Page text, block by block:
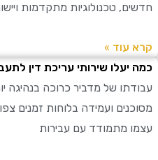
טכנולוגיות מתקדמות ויישומים
»
שירותי עריכת דין לתעבורה
של מדביר כרוכה בנהיגה
ועמידה בלוחות זמנים
מתמודד עם עבירות